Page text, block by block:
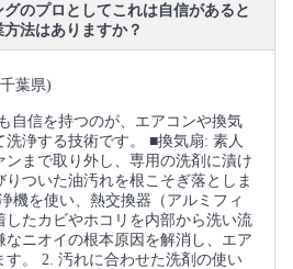
のプロとしてこれは自信があると
法はありますか？
葉県)
自信を持つのが、エアコンや換気
洗浄する技術です。 ■換気扇: 素人
ンまで取り外し、専用の洗剤に漬け
ついた油汚れを根こそぎ落としま
機を使い、熱交換器（アルミフィ
したカビやホコリを内部から洗い流
なニオイの根本原因を解消し、エア
す。 2. 汚れに合わせた洗剤の使い